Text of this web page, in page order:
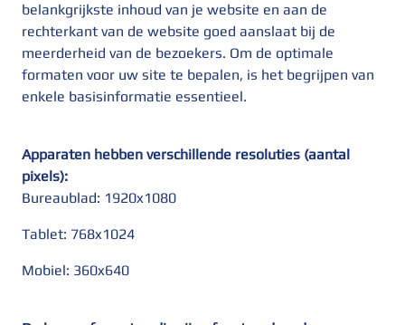
belankgrijkste inhoud van je website en aan de
rechterkant van de website goed aanslaat bij de
meerderheid van de bezoekers. Om de optimale
formaten voor uw site te bepalen, is het begrijpen van
enkele basisinformatie essentieel.
Apparaten hebben verschillende resoluties (aantal
pixels):
Bureaublad: 1920x1080
Tablet: 768x1024
Mobiel: 360x640